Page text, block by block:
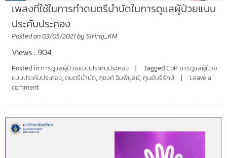
เพลงที่ใช้ในการทำดนตรีบำบัดในการดูแลผู้ป่วยแบบ
ประคับประคอง
Posted on03/05/2021by Siriraj_KM
Views : 904
Posted inการดูแลผู้ป่วยแบบประคับประคอง TaggedCoP การดูแลผู้ป่วย
แบบประคับประคอง, ดนตรีบำบัด, ภุชงค์ ฉิมพิบูลย์, ศูนย์บริรักษ์
Leave a
comment